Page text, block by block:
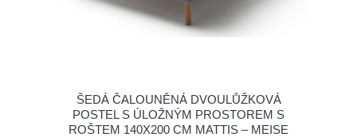
ŠEDÁ ČALOUNĚNÁ DVOULŮŽKOVÁ
POSTEL S ÚLOŽNÝM PROSTOREM S
ROŠTEM 140X200 CM MATTIS – MEISE